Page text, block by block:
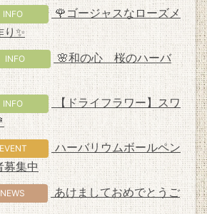
INFO
🌹ゴージャスなローズメ
り✨
INFO
🌸和の心 桜のハーバ
INFO
【ドライフラワー】スワ
EVENT
ハーバリウムボールペン
募集中
NEWS
あけましておめでとうご